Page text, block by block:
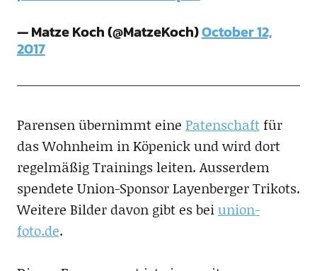
— Matze Koch (@MatzeKoch)October 12,
2017
Parensen übernimmt eine Patenschaftfür
das Wohnheim in Köpenick und wird dort
regelmäßig Trainings leiten. Ausserdem
spendete Union-Sponsor Layenberger Trikots.
Weitere Bilder davon gibt es beiunion-
foto.de.